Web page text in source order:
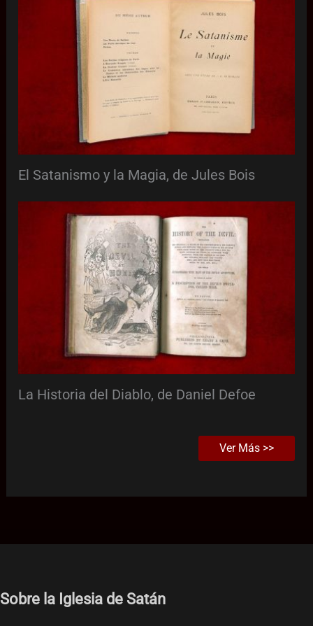
El Satanismo y la Magia, de Jules Bois
La Historia del Diablo, de Daniel Defoe
Ver Más >>
Sobre la Iglesia de Satán